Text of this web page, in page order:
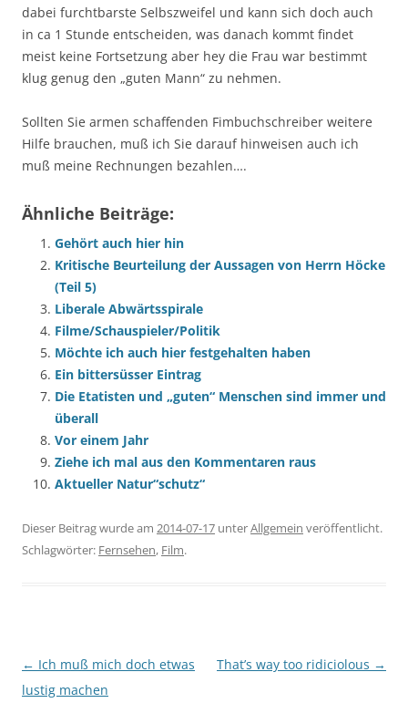
dabei furchtbarste Selbszweifel und kann sich doch auch
in ca 1 Stunde entscheiden, was danach kommt findet
meist keine Fortsetzung aber hey die Frau war bestimmt
klug genug den „guten Mann“ zu nehmen.
Sollten Sie armen schaffenden Fimbuchschreiber weitere
Hilfe brauchen, muß ich Sie darauf hinweisen auch ich
muß meine Rechnungen bezahlen….
Ähnliche Beiträge:
Gehört auch hier hin
Kritische Beurteilung der Aussagen von Herrn Höcke
(Teil 5)
Liberale Abwärtsspirale
Filme/Schauspieler/Politik
Möchte ich auch hier festgehalten haben
Ein bittersüsser Eintrag
Die Etatisten und „guten“ Menschen sind immer und
überall
Vor einem Jahr
Ziehe ich mal aus den Kommentaren raus
Aktueller Natur“schutz“
Dieser Beitrag wurde am 2014-07-17 unterAllgemein veröffentlicht.
Schlagwörter: Fernsehen, Film.
Beitragsnavigation
← Ich muß mich doch etwas
lustig machen
That’s way too ridiciolous →